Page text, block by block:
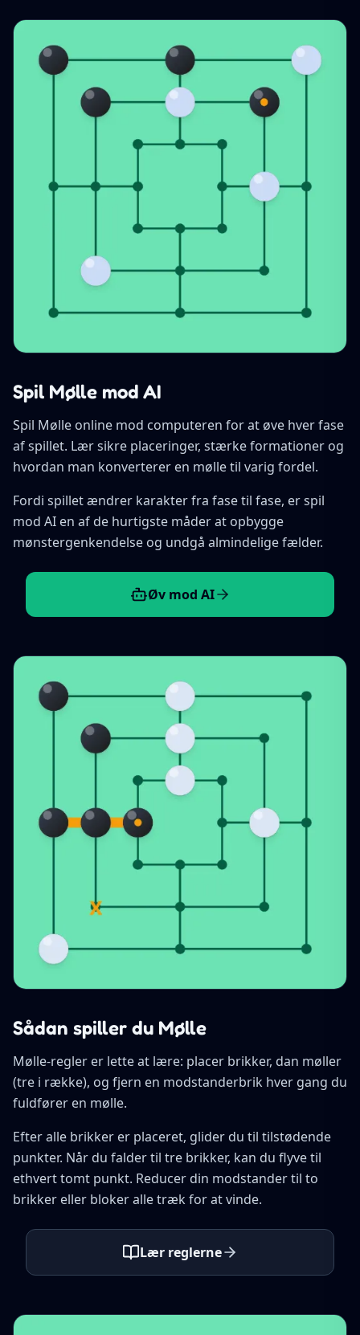
Spil Mølle mod AI
Spil Mølle online mod computeren for at øve hver fase
af spillet. Lær sikre placeringer, stærke formationer og
hvordan man konverterer en mølle til varig fordel.
Fordi spillet ændrer karakter fra fase til fase, er spil
mod AI en af de hurtigste måder at opbygge
mønstergenkendelse og undgå almindelige fælder.
Øv mod AI
Sådan spiller du Mølle
Mølle-regler er lette at lære: placer brikker, dan møller
(tre i række), og fjern en modstanderbrik hver gang du
fuldfører en mølle.
Efter alle brikker er placeret, glider du til tilstødende
punkter. Når du falder til tre brikker, kan du flyve til
ethvert tomt punkt. Reducer din modstander til to
brikker eller bloker alle træk for at vinde.
Lær reglerne